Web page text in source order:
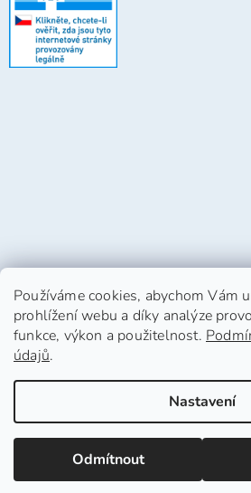
Používáme cookies, abychom Vám
prohlížení webu a díky analýze
funkce, výkon a použitelnost.
údajů.
Nastavení
Odmítnout
Vytvořil
Copyright 2026
Upravit